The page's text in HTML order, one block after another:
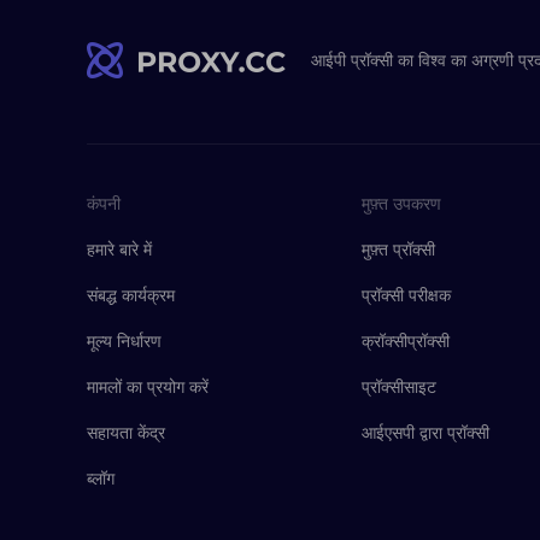
आईपी ​​प्रॉक्सी का विश्व का अग्रणी
कंपनी
हमारे बारे में
संबद्ध कार्यक्रम
मूल्य निर्धारण
मामलों का प्रयोग करें
सहायता केंद्र
ब्लॉग
मुफ़्त उपकरण
मुफ़्त प्रॉक्सी
प्रॉक्सी परीक्षक
क्रॉक्सीप्रॉक्सी
प्रॉक्सीसाइट
आईएसपी द्वारा प्रॉक्सी